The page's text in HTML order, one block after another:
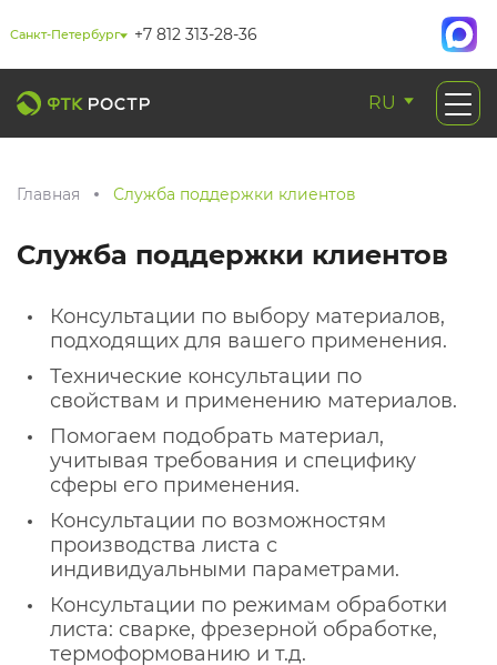
Санкт-Петербург +7 812 313-28-36
RU
Главная Служба поддержки клиентов
Служба поддержки клиентов
Консультации по выбору материалов,
подходящих для вашего применения.
Технические консультации по
свойствам и применению материалов.
Помогаем подобрать материал,
учитывая требования и специфику
сферы его применения.
Консультации по возможностям
производства листа с
индивидуальными параметрами.
Консультации по режимам обработки
листа: сварке, фрезерной обработке,
термоформованию и т.д.